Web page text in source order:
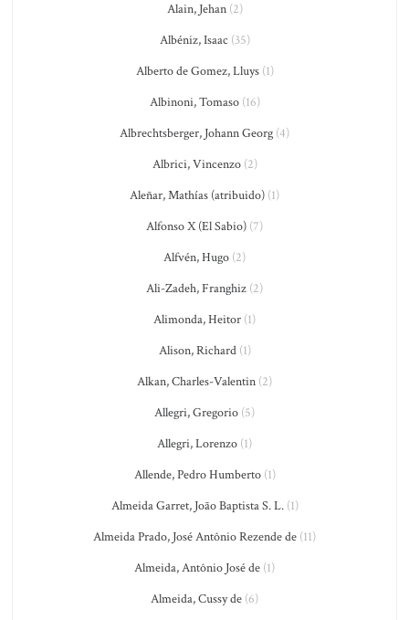
Alain, Jehan(2)
Albéniz, Isaac (35)
Alberto de Gomez, Lluys(1)
Albinoni, Tomaso(16)
Albrechtsberger, Johann Georg (4)
Albrici, Vincenzo(2)
Aleñar, Mathías (atribuido) (1)
Alfonso X (El Sabio) (7)
Alfvén, Hugo (2)
Ali-Zadeh, Franghiz (2)
Alimonda, Heitor (1)
Alison, Richard(1)
Alkan, Charles-Valentin (2)
Allegri, Gregorio (5)
Allegri, Lorenzo (1)
Allende, Pedro Humberto(1)
Almeida Garret, João Baptista S. L.(1)
Almeida Prado, José Antônio Rezende de (11)
Almeida, Antônio José de (1)
Almeida, Cussy de (6)